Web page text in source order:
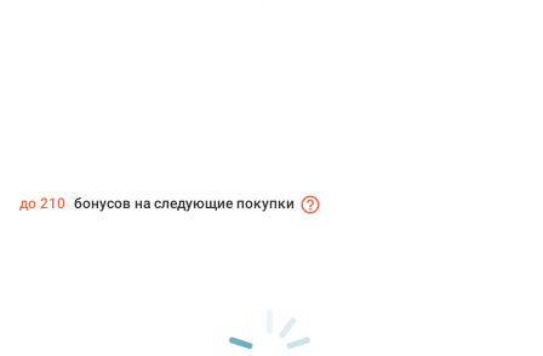
до 210 бонусов на следующие покупки